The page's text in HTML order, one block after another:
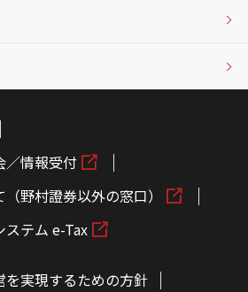
／情報受付
野村證券以外の窓口）
ステム e-Tax
実現するための方針